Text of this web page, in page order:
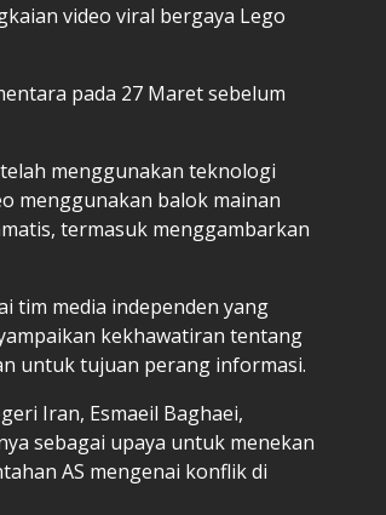
video viral bergaya Lego
pada 27 Maret sebelum
menggunakan teknologi
menggunakan balok mainan
termasuk menggambarkan
tim media independen yang
kekhawatiran tentang
untuk tujuan perang informasi.
Iran, Esmaeil Baghaei,
sebagai upaya untuk menekan
AS mengenai konflik di